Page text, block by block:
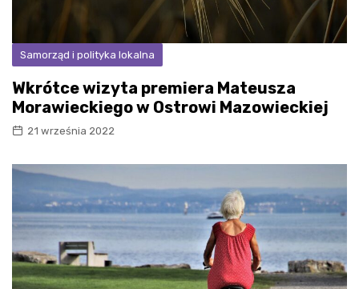
Samorząd i polityka lokalna
Wkrótce wizyta premiera Mateusza
Morawieckiego w Ostrowi Mazowieckiej
21 września 2022